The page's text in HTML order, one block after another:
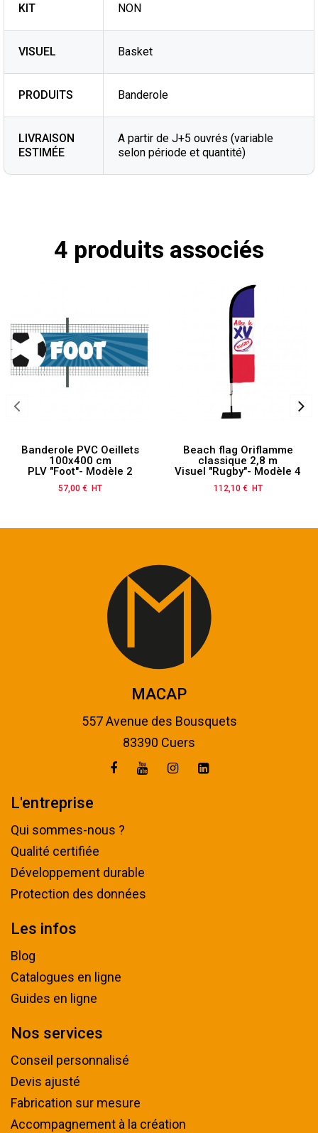
KIT NON
VISUEL Basket
PRODUITS Banderole
LIVRAISON
ESTIMÉE
A partir de J+5 ouvrés (variable
selon période et quantité)
4 produits associés
Banderole PVC Oeillets
100x400 cm
PLV "Foot"- Modèle 2
Prix
57,00 € HT
Beach flag Oriflamme
classique 2,8 m
Visuel "Rugby"- Modèle 4
Prix
112,10 € HT
MACAP
557 Avenue des Bousquets
83390 Cuers
L'entreprise
Qui sommes-nous ?
Qualité certifiée
Développement durable
Protection des données
Les infos
Blog
Catalogues en ligne
Guides en ligne
Nos services
Conseil personnalisé
Devis ajusté
Fabrication sur mesure
Accompagnement à la création